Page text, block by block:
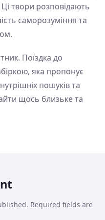
Ці твори розповідають
саморозуміння та
Поїздка до
яка пропонує
пошуків та
щось близьке та
Required fields are